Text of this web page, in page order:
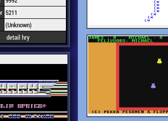
5211
(Unknown)
detail hry